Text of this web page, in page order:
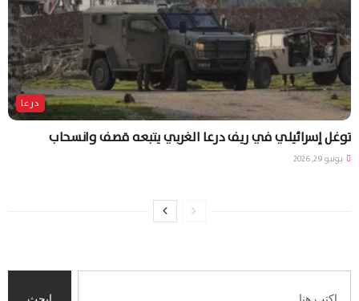
درعا
توغل إسرائيلي في ريف درعا الغربي يتبعه قصف وانسحاب
يونيو 29, 2026